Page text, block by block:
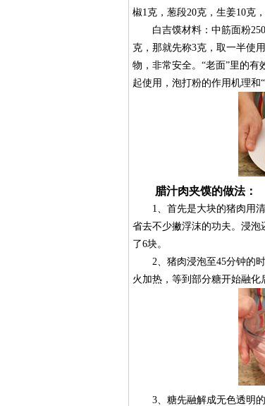
椒1克，葱段20克，生姜10克
白吉馍材料：中筋面粉250
克，那就先称3克，取一半使
物，非常安全。“老面”里的
起使用，泡打粉的作用机理和
腊汁肉夹馍的做法：
1、首先是大块的猪肉用清
省去不少撇浮沫的功夫。浸泡
了6块。
2、猪肉浸泡至45分钟的时
火加热，等到部分糖开始融化
3、糖先融解成无色透明的